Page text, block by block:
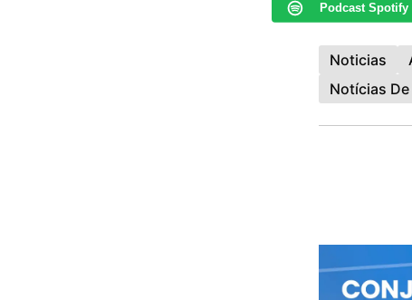
Podcast Spotify
Noticias
Notícias